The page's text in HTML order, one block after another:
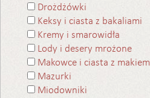
Drożdżówki
Keksy i ciasta z bakaliami
Kremy i smarowidła
Lody i desery mrożone
Makowce i ciasta z makiem
Mazurki
Miodowniki